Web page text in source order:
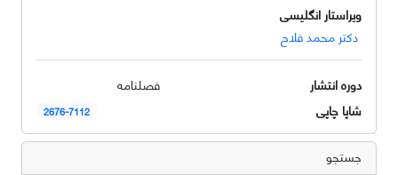
ویراستار انگلیسی
دکتر محمد فلاح
دوره انتشار
فصلنامه
شاپا چاپی
2676-7112
جستجو